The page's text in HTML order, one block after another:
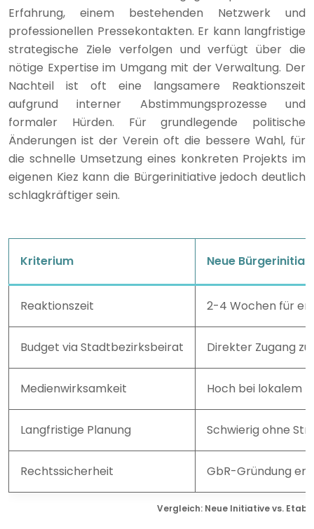
Erfahrung, einem bestehenden Netzwerk und
professionellen Pressekontakten. Er kann langfristige
strategische Ziele verfolgen und verfügt über die
nötige Expertise im Umgang mit der Verwaltung. Der
Nachteil ist oft eine langsamere Reaktionszeit
aufgrund interner Abstimmungsprozesse und
formaler Hürden. Für grundlegende politische
Änderungen ist der Verein oft die bessere Wahl, für
die schnelle Umsetzung eines konkreten Projekts im
eigenen Kiez kann die Bürgerinitiative jedoch deutlich
schlagkräftiger sein.
Vergleich: Neue Initiative vs.
Kriterium Neue
Reaktionszeit 2-4 Wochen für
Budget via Stadtbezirksbeirat Direkter Zugang
Medienwirksamkeit Hoch bei lokalem
Langfristige Planung Schwierig ohne
Rechtssicherheit GbR-Gründung